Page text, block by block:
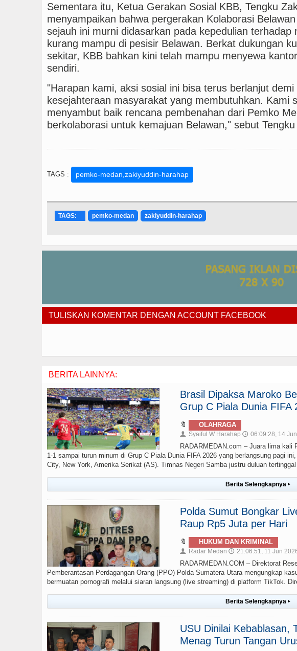
Sementara itu, Ketua Gerakan Sosial KBB, Tengku
menyampaikan bahwa pergerakan Kolaborasi
sejauh ini murni didasarkan pada kepedulian terhadap
kurang mampu di pesisir Belawan. Berkat dukungan
sekitar, KBB bahkan kini telah mampu menyewa
sendiri.
"Harapan kami, aksi sosial ini bisa terus berlanjut
kesejahteraan masyarakat yang membutuhkan. Kami
menyambut baik rencana pembenahan dari Pemko
berkolaborasi untuk kemajuan Belawan," sebut
TAGS : pemko-medan,zakiyuddin-harahap
TAGS: pemko-medan zakiyuddin-harahap
TULISKAN KOMENTAR DENGAN ACCOUNT FACEBOOK
BERITA LAINNYA:
Brasil Dipaksa Maroko
Grup C Piala Dunia FIFA
🔖 OLAHRAGA
👤 Syaiful W Harahap 🕔 06:09:28, 14
RADARMEDAN.com – Juara lima kali
1-1 sampai turun minum di Grup C Piala Dunia FIFA 2026 yang berlangsung pagi
City, New York, Amerika Serikat (AS). Timnas Negeri Samba justru duluan
Berita Selengkapnya ▸
Polda Sumut Bongkar
Raup Rp5 Juta per Hari
🔖 HUKUM DAN KRIMINAL
👤 Radar Medan 🕔 21:06:51, 11 Jun
RADARMEDAN.COM – Direktorat
Pemberantasan Perdagangan Orang (PPO) Polda Sumatera Utara mengungkap
bermuatan pornografi melalui siaran langsung (live streaming) di platform TikTok.
Berita Selengkapnya ▸
USU Dinilai Kebablasan,
Menag Turun Tangan